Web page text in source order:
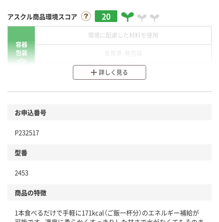
アスクル商品環境スコア 20
容器
包装
環境に配慮した材料を使用
分別・リサイクルしやすい設計
本体
仕組
この商品の環境配慮ポイントです。下記商品詳細「
詳しく見る
お申込番号
P232517
型番
2453
商品の特徴
1本食べるだけで手軽に171kcal（ご飯一杯分）のエネルギー補給が